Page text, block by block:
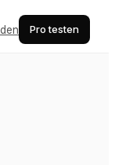
Pro testen